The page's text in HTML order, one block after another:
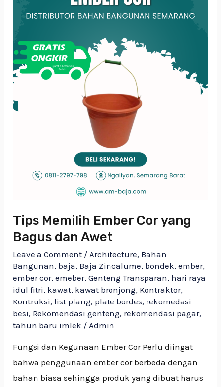
Tips Memilih Ember Cor yang
Bagus dan Awet
Leave a Comment / Architecture, Bahan
Bangunan, baja, Baja Zincalume, bondek,ember,
ember cor,emeber,Genteng Transparan, hari raya
idul fitri, kawat, kawat bronjong, Kontraktor,
Kontruksi, list plang, plate bordes, rekomedasi
besi, Rekomendasi genteng, rekomendasi pagar,
tahun baru imlek / Admin
Fungsi dan Kegunaan Ember Cor Perlu diingat
bahwa penggunaan ember cor berbeda dengan
bahan biasa sehingga produk yang dibuat harus
Bagus
dan
Awet